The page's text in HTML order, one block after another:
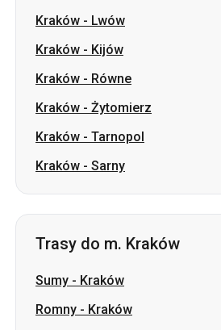
Kraków - Lwów
Kraków - Kijów
Kraków - Równe
Kraków - Żytomierz
Kraków - Tarnopol
Kraków - Sarny
Trasy do m. Kraków
Sumy - Kraków
Romny - Kraków